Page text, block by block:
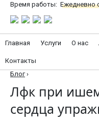
Время работы: Ежедневно
Главная Услуги О нас
Контакты
Блог ›
Лфк при
сердца